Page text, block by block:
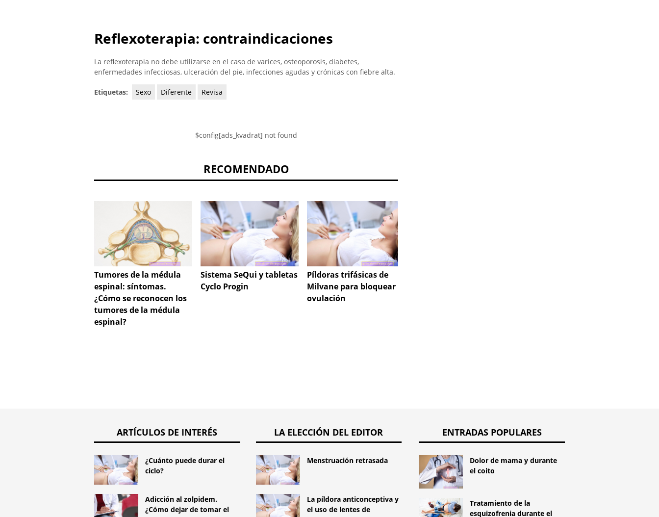
Reflexoterapia: contraindicaciones
La reflexoterapia no debe utilizarse en el caso de varices, osteoporosis, diabetes,
enfermedades infecciosas, ulceración del pie, infecciones agudas y crónicas con fiebre alta.
Etiquetas: Sexo Diferente Revisa
$config[ads_kvadrat] not found
RECOMENDADO
Tumores de la médula
espinal: síntomas.
¿Cómo se reconocen los
tumores de la médula
espinal?
Sistema SeQui y tabletas
Cyclo Progin
Píldoras trifásicas de
Milvane para bloquear la
ovulación
ARTÍCULOS DE INTERÉS
¿Cuánto puede durar el
ciclo?
Adicción al zolpidem.
¿Cómo dejar de tomar el
LA ELECCIÓN DEL EDITOR
Menstruación retrasada
La píldora anticonceptiva y
el uso de lentes de
ENTRADAS POPULARES
Dolor de mama y durante
el coito
Tratamiento de la
esquizofrenia durante el